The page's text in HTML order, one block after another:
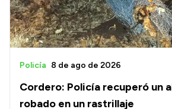
Cordero: Policía recuperó un
robado en un rastrillaje
Policía 8 de ago de 2026